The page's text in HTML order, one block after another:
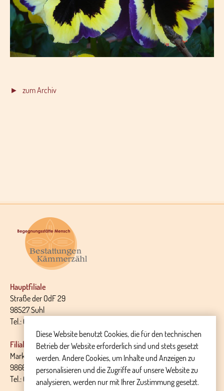
► zum Archiv
Hauptfiliale
Straße der OdF 29
98527 Suhl
Tel.: 03681 - 30 18 32
Filiale Themar
Markt 14
98660 Themar
Tel.: 036873 - 699 889
Diese Website benutzt Cookies, die für den technischen
Betrieb der Website erforderlich sind und stets gesetzt
werden. Andere Cookies, um Inhalte und Anzeigen zu
personalisieren und die Zugriffe auf unsere Website zu
analysieren, werden nur mit Ihrer Zustimmung gesetzt.